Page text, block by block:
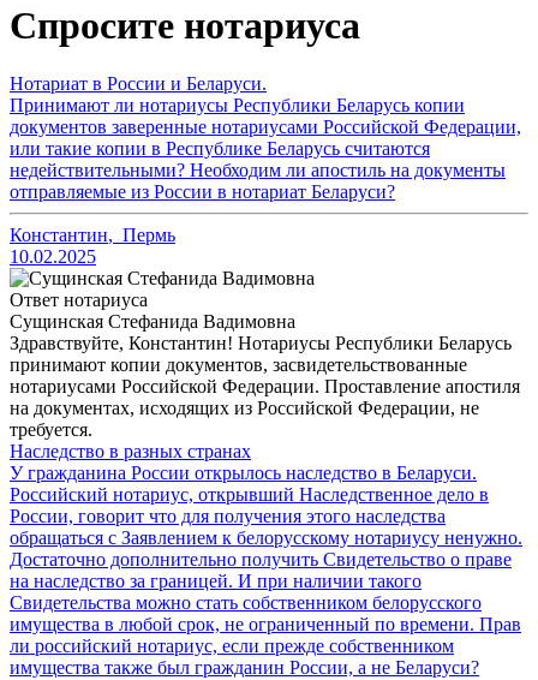
Спросите нотариуса
Нотариат в России и Беларуси.
Принимают ли нотариусы Республики Беларусь копии
документов заверенные нотариусами Российской Федерации,
или такие копии в Республике Беларусь считаются
недействительными? Необходим ли апостиль на документы
отправляемые из России в нотариат Беларуси?
Константин, Пермь
10.02.2025
Ответ нотариуса
Сущинская Стефанида Вадимовна
Здравствуйте, Константин! Нотариусы Республики Беларусь
принимают копии документов, засвидетельствованные
нотариусами Российской Федерации. Проставление апостиля
на документах, исходящих из Российской Федерации, не
требуется.
Наследство в разных странах
У гражданина России открылось наследство в Беларуси.
Российский нотариус, открывший Наследственное дело в
России, говорит что для получения этого наследства
обращаться с Заявлением к белорусскому нотариусу ненужно.
Достаточно дополнительно получить Свидетельство о праве
на наследство за границей. И при наличии такого
Свидетельства можно стать собственником белорусского
имущества в любой срок, не ограниченный по времени. Прав
ли российский нотариус, если прежде собственником
имущества также был гражданин России, а не Беларуси?